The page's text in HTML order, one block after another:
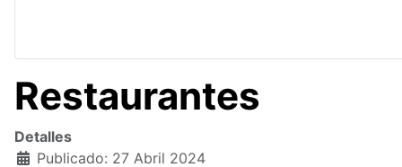
Restaurantes
Detalles
Publicado: 27 Abril 2024